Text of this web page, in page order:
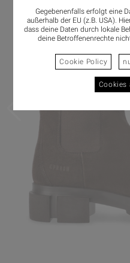
Gegebenenfalls erfolgt eine
außerhalb der EU (z.B. USA).
dass deine Daten durch lokale
deine Betroffenenrechte
Cookie Policy
Cookies